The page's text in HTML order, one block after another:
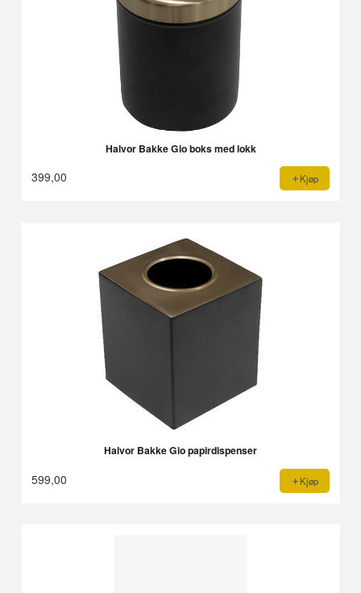
Halvor Bakke Gio boks med lokk
399,00 Kjøp
Halvor Bakke Gio papirdispenser
599,00 Kjøp